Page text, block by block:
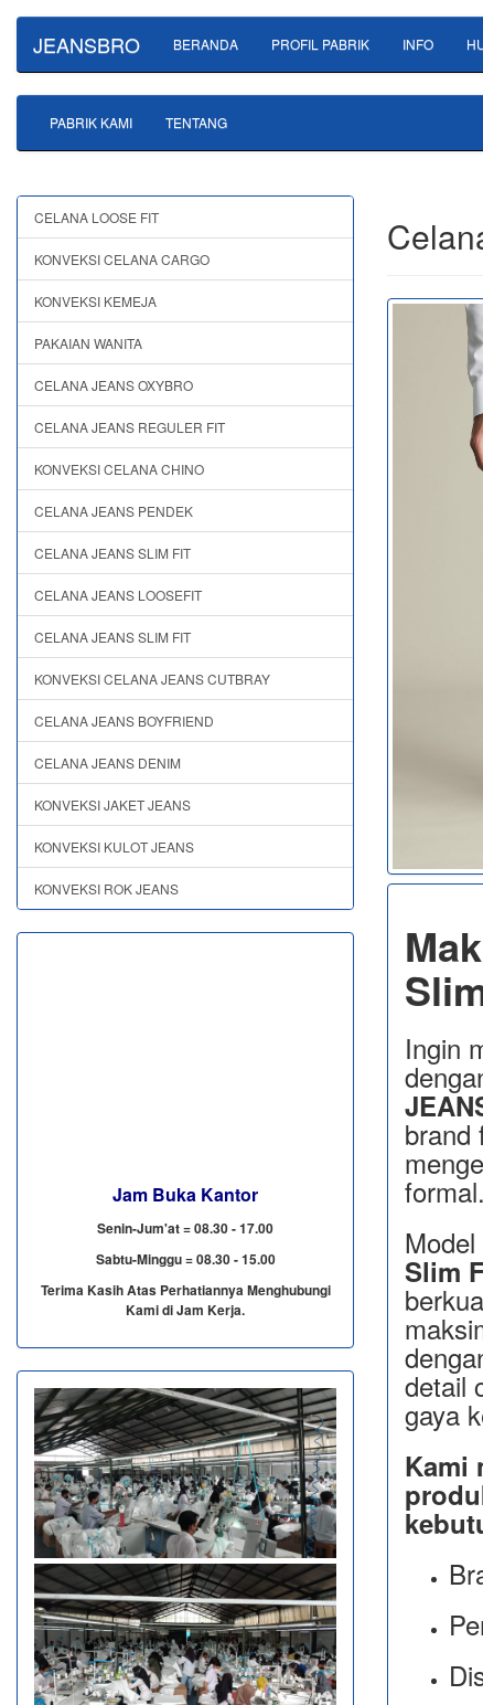
JEANSBRO BERANDA PROFIL PABRIK INFO
PABRIK KAMI TENTANG
Ingin
brand
formal.
Slim
detail
gaya
Kami
CELANA LOOSE FIT
KONVEKSI CELANA CARGO
KONVEKSI KEMEJA
PAKAIAN WANITA
CELANA JEANS OXYBRO
CELANA JEANS REGULER FIT
KONVEKSI CELANA CHINO
CELANA JEANS PENDEK
CELANA JEANS SLIM FIT
CELANA JEANS LOOSEFIT
CELANA JEANS SLIM FIT
KONVEKSI CELANA JEANS CUTBRAY
CELANA JEANS BOYFRIEND
CELANA JEANS DENIM
KONVEKSI JAKET JEANS
KONVEKSI KULOT JEANS
KONVEKSI ROK JEANS
Jam Buka Kantor
Senin-Jum'at = 08.30 - 17.00
Sabtu-Minggu = 08.30 - 15.00
Terima Kasih Atas Perhatiannya Menghubungi
Kami di Jam Kerja.